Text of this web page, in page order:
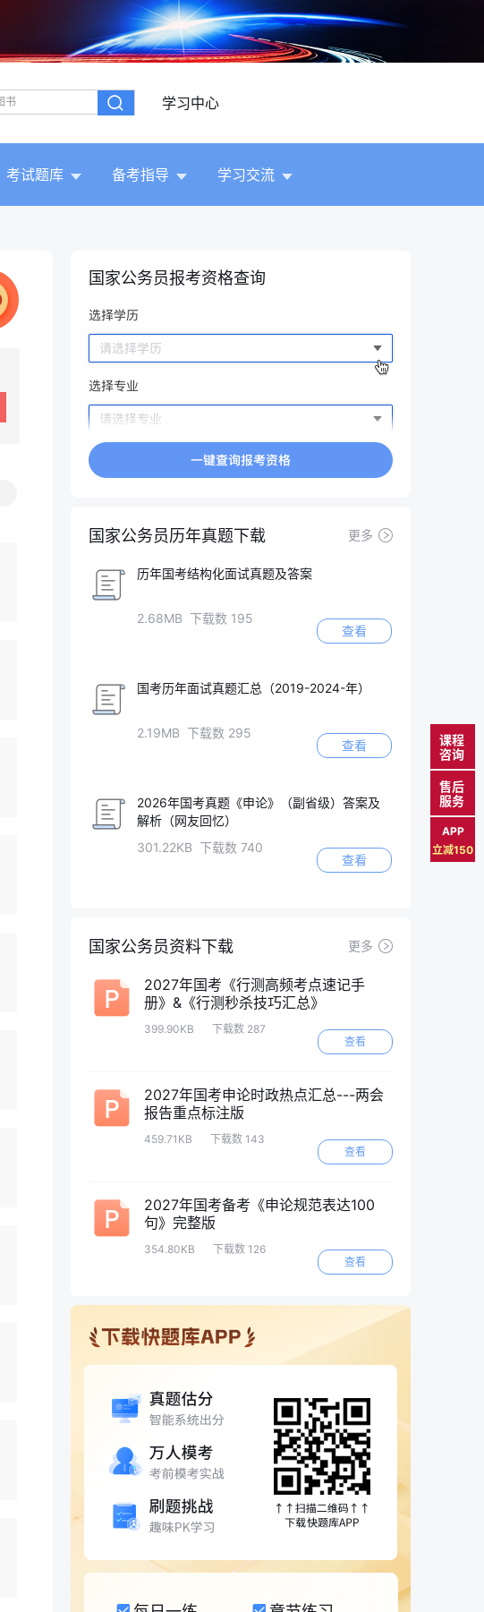
学习中心
考试题库 备考指导 学习交流
国家公务员报考资格查询
国家公务员历年真题下载 更多
历年国考结构化面试真题及答案
2.68MB 下载数 195
查看
国考历年面试真题汇总（2019-2024-年）
2.19MB 下载数 295
查看
2026年国考真题《申论》（副省级）答案及
解析（网友回忆）
301.22KB 下载数 740
查看
国家公务员资料下载 更多
2027年国考《行测高频考点速记手
册》&《行测秒杀技巧汇总》
399.90KB
下载数 287
查看
2027年国考申论时政热点汇总---两会
报告重点标注版
459.71KB
下载数 143
查看
2027年国考备考《申论规范表达100
句》完整版
354.80KB
下载数 126
查看
课程
咨询
售后
服务
APP
立减150